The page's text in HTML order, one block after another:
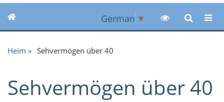
German ▼
Heim Sehvermögen über 40
Sehvermögen über 40